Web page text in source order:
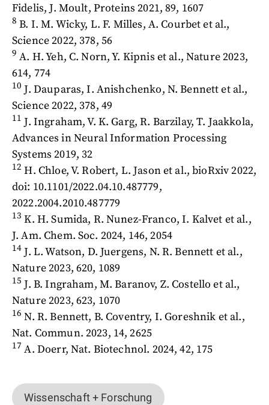
Fidelis, J. Moult, Proteins 2021, 89, 1607
8B. I. M. Wicky, L. F. Milles, A. Courbet et al.,
Science 2022, 378, 56
9 A. H. Yeh, C. Norn, Y. Kipnis et al., Nature 2023,
614, 774
10J. Dauparas, I. Anishchenko, N. Bennett et al.,
Science 2022, 378, 49
11J. Ingraham, V. K. Garg, R. Barzilay, T. Jaakkola,
Advances in Neural Information Processing
Systems 2019, 32
12H. Chloe, V. Robert, L. Jason et al., bioRxiv 2022,
doi: 10.1101/2022.04.10.487779,
2022.2004.2010.487779
13K. H. Sumida, R. Nunez-Franco, I. Kalvet et al.,
J. Am. Chem. Soc. 2024, 146, 2054
14J. L. Watson, D. Juergens, N. R. Bennett et al.,
Nature 2023, 620, 1089
15J. B. Ingraham, M. Baranov, Z. Costello et al.,
Nature 2023, 623, 1070
16N. R. Bennett, B. Coventry, I. Goreshnik et al.,
Nat. Commun. 2023, 14, 2625
17 A. Doerr, Nat. Biotechnol. 2024, 42, 175
Wissenschaft + Forschung